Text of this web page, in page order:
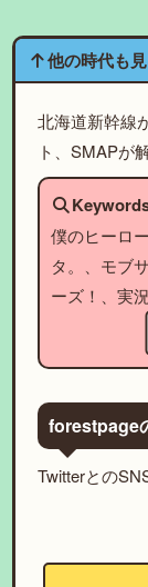
他の時代も
北海道新幹線
ト、SMAPが
僕のヒーロ
タ。、モブ
ーズ！、実
forestpage
Twitterとの